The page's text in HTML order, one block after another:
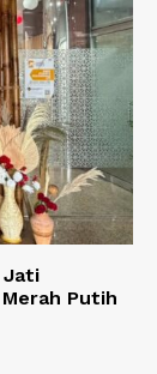
Jati
Putih